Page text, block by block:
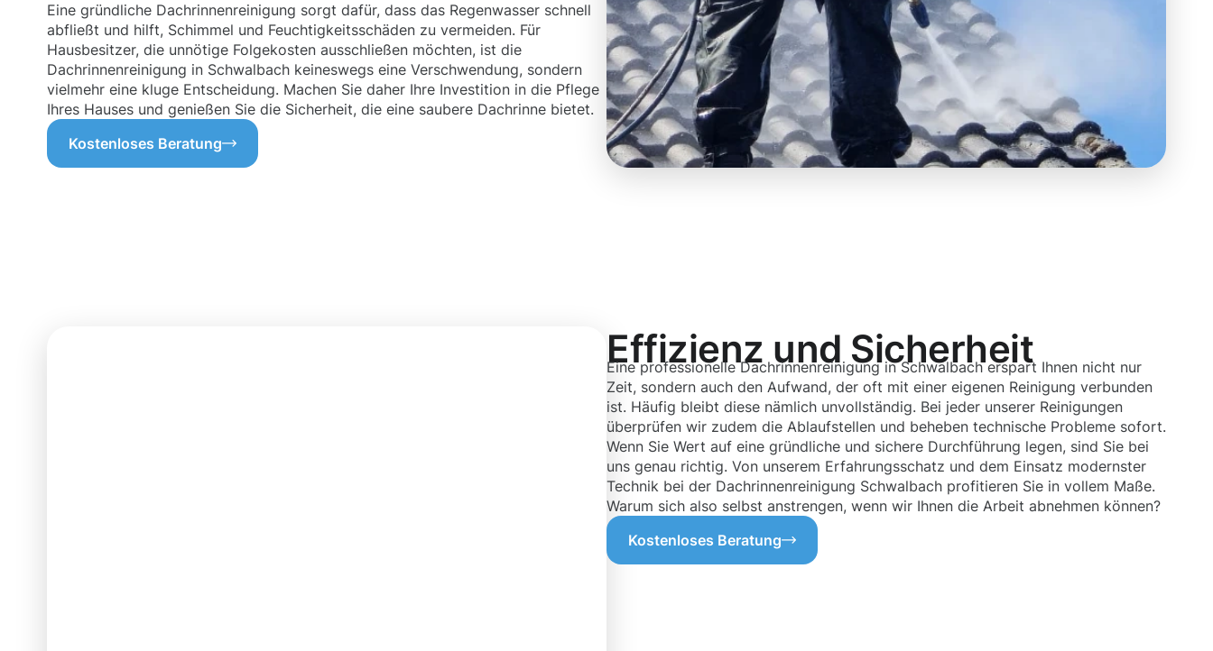
Eine gründliche Dachrinnenreinigung sorgt dafür, dass das Regenwasser schnell
abfließt und hilft, Schimmel und Feuchtigkeitsschäden zu vermeiden. Für
Hausbesitzer, die unnötige Folgekosten ausschließen möchten, ist die
Dachrinnenreinigung in Schwalbach keineswegs eine Verschwendung, sondern
vielmehr eine kluge Entscheidung. Machen Sie daher Ihre Investition in die Pflege
Ihres Hauses und genießen Sie die Sicherheit, die eine saubere Dachrinne bietet.
Kostenloses Beratung
Effizienz und Sicherheit
Eine professionelle Dachrinnenreinigung in Schwalbach erspart Ihnen nicht nur
Zeit, sondern auch den Aufwand, der oft mit einer eigenen Reinigung verbunden
ist. Häufig bleibt diese nämlich unvollständig. Bei jeder unserer Reinigungen
überprüfen wir zudem die Ablaufstellen und beheben technische Probleme sofort.
Wenn Sie Wert auf eine gründliche und sichere Durchführung legen, sind Sie bei
uns genau richtig. Von unserem Erfahrungsschatz und dem Einsatz modernster
Technik bei der Dachrinnenreinigung Schwalbach profitieren Sie in vollem Maße.
Warum sich also selbst anstrengen, wenn wir Ihnen die Arbeit abnehmen können?
Kostenloses Beratung